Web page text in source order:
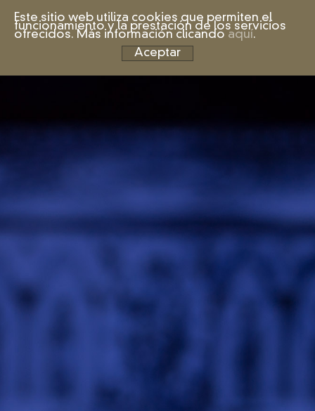
Este sitio web utiliza cookies que permiten el
funcionamiento y la prestación de los servicios
ofrecidos. Más información clicando aquí.
Aceptar